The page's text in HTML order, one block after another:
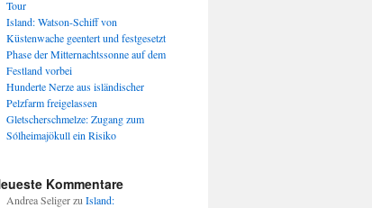
Tour
Island: Watson-Schiff von
Küstenwache geentert und festgesetzt
Phase der Mitternachtssonne auf dem
Festland vorbei
Hunderte Nerze aus isländischer
Pelzfarm freigelassen
Gletscherschmelze: Zugang zum
Sólheimajökull ein Risiko
Kommentare
Andrea Seligerzu Island: